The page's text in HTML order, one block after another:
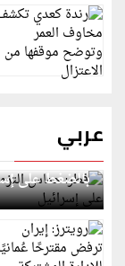
عربي
قطر: حماس
بالضغط على